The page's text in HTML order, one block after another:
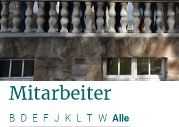
Mitarbeiter
B D E F J K L T W Alle